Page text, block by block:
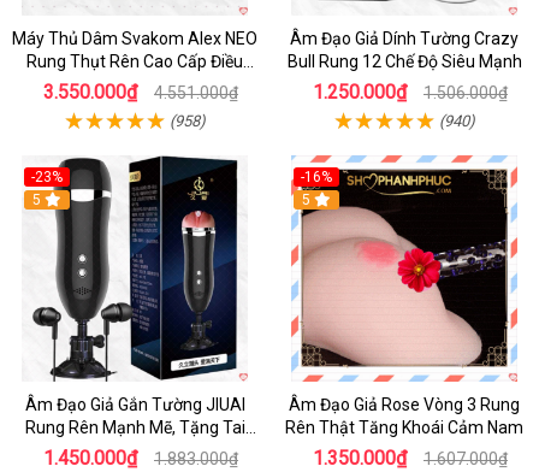
Máy Thủ Dâm Svakom Alex NEO
Rung Thụt Rên Cao Cấp Điều
Khiển App
3.550.000₫ 4.551.000₫
(958)
Âm Đạo Giả Dính Tường Crazy
Bull Rung 12 Chế Độ Siêu Mạnh
1.250.000₫ 1.506.000₫
(940)
-23%
5
Âm Đạo Giả Gắn Tường JIUAI
Rung Rên Mạnh Mẽ, Tặng Tai
Nghe
1.450.000₫ 1.883.000₫
-16%
5
Âm Đạo Giả Rose Vòng 3 Rung
Rên Thật Tăng Khoái Cảm Nam
1.350.000₫ 1.607.000₫